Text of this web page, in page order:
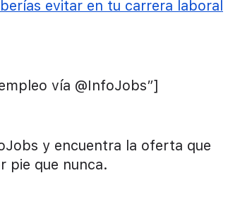
evitar en tu carrera laboral
vía @InfoJobs”]
y encuentra la oferta que
pie que nunca.